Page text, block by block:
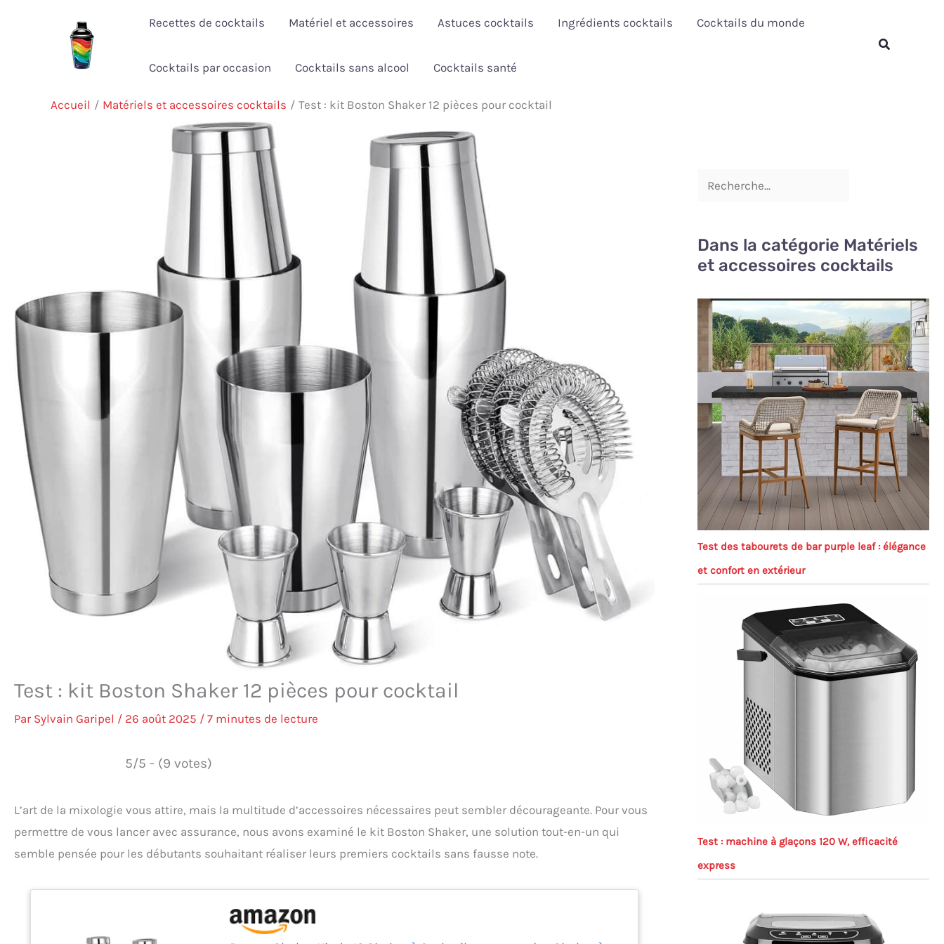
Recettes de cocktails Matériel et accessoires Astuces cocktails Ingrédients cocktails Cocktails du monde
Cocktails par occasion Cocktails sans alcool Cocktails santé
Rechercher
Accueil Matériels et accessoires cocktails Test : kit Boston Shaker 12 pièces pour cocktail
Test : kit Boston Shaker 12 pièces pour cocktail
Par Sylvain Garipel / 26 août 2025 / 7 minutes de lecture
5/5 - (9 votes)
L’art de la mixologie vous attire, mais la multitude d’accessoires nécessaires peut sembler décourageante. Pour vous
permettre de vous lancer avec assurance, nous avons examiné le kit Boston Shaker, une solution tout-en-un qui
semble pensée pour les débutants souhaitant réaliser leurs premiers cocktails sans fausse note.
Dans la catégorie Matériels
et accessoires cocktails
Test des tabourets de bar purple leaf : élégance
et confort en extérieur
Test : machine à glaçons 120 W, efficacité
express